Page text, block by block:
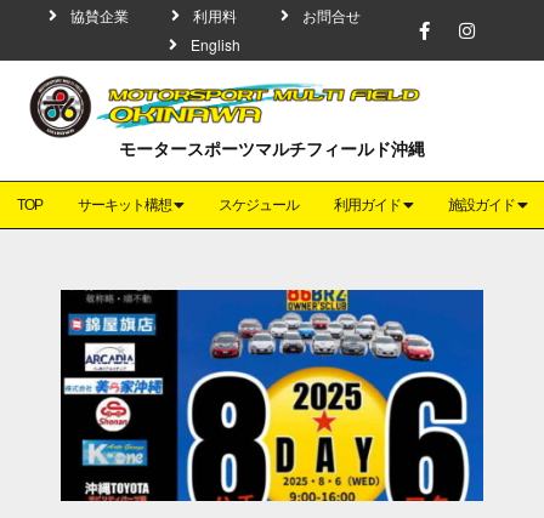
協賛企業 利用料
お問合せ
English
モータースポーツマルチフィールド沖縄
TOP サーキット構想 スケジュール 利用ガイド 施設ガイド